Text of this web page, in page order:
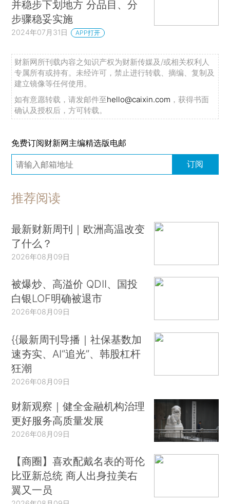
并稳步下划地方 分品目、分
步骤稳妥实施
2024年07月31日 APP打开
财新网所刊载内容之知识产权为财新传媒及/或相关权利人
专属所有或持有。未经许可，禁止进行转载、摘编、复制及
建立镜像等任何使用。
如有意愿转载，请发邮件至hello@caixin.com ，获得书面
确认及授权后，方可转载。
免费订阅财新网主编精选版电邮
订阅
推荐阅读
最新财新周刊｜欧洲高温改变
了什么？
2026年08月09日
被爆炒、高溢价 QDII、国投
白银LOF明确被退市
2026年08月09日
{{最新周刊导播｜社保基数加
速夯实、AI“追光”、韩股杠杆
狂潮
2026年08月09日
财新观察｜健全金融机构治理
更好服务高质量发展
2026年08月09日
【商圈】喜欢配戴名表的哥伦
比亚新总统 商人出身拉美右
翼又一员